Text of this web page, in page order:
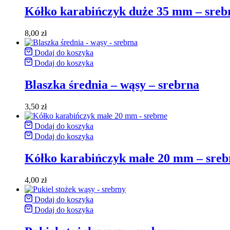
Kółko karabińczyk duże 35 mm –
8,00 zł
Dodaj do koszyka
Dodaj do koszyka
Blaszka średnia – wąsy – srebrna
3,50 zł
Dodaj do koszyka
Dodaj do koszyka
Kółko karabińczyk małe 20 mm –
4,00 zł
Dodaj do koszyka
Dodaj do koszyka